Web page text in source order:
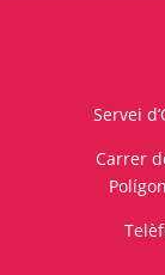
Servei
Carrer